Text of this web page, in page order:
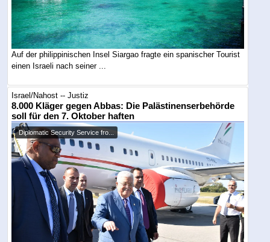
Auf der philippinischen Insel Siargao fragte ein spanischer Tourist
einen Israeli nach seiner ...
Israel/Nahost -- Justiz
8.000 Kläger gegen Abbas: Die Palästinenserbehörde
soll für den 7. Oktober haften
Diplomatic Security Service fro...